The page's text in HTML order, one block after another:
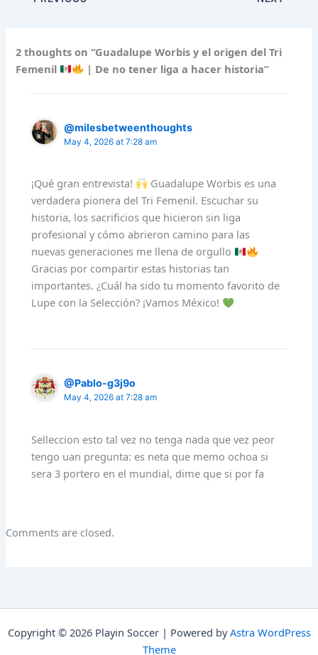
2 thoughts on “Guadalupe Worbis y el origen del Tri
Femenil
| De no tener liga a hacer historia”
@milesbetweenthoughts
May 4, 2026 at 7:28 am
¡Qué gran entrevista!
Guadalupe Worbis es una
verdadera pionera del Tri Femenil. Escuchar su
historia, los sacrificios que hicieron sin liga
profesional y cómo abrieron camino para las
nuevas generaciones me llena de orgullo
Gracias por compartir estas historias tan
importantes. ¿Cuál ha sido tu momento favorito de
Lupe con la Selección? ¡Vamos México!
@Pablo-g3j9o
May 4, 2026 at 7:28 am
Selleccion esto tal vez no tenga nada que vez peor
tengo uan pregunta: es neta que memo ochoa si
sera 3 portero en el mundial, dime que si por fa
Comments are closed.
Copyright © 2026 Playin Soccer | Powered byAstra WordPress
Theme